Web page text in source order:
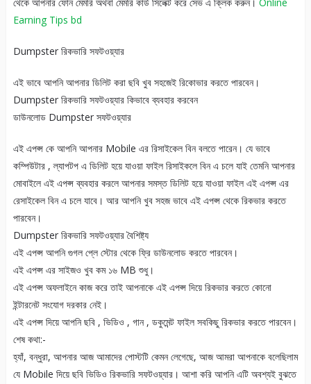
Earning Tips bd
Dumpster রিকভারি সফটওয়্যার
এই ভাবে আপনি আপনার ডিলিট করা ছবি খুব সহজেই রিকোভার করতে পারবেন।
Dumpster রিকভারি সফটওয়্যার কিভাবে ব্যবহার করবেন
ডাউনলোড Dumpster সফটওয়্যার
এই এপপ্স কে আপনি আপনার Mobile এর রিসাইকেল বিন বলতে পারেন। যে ভাবে
কম্পিউটার , ল্যাপটপ এ ডিলিট হয়ে যাওয়া ফাইল রিসাইকলে বিন এ চলে যাই তেমনি আপনার
মোবাইলে এই এপপ্স ব্যবহার করলে আপনার সমস্ত ডিলিট হয়ে যাওয়া ফাইল এই এপপ্স এর
রেসাইকেল বিন এ চলে যাবে। আর আপনি খুব সহজ ভাবে এই এপপ্স থেকে রিকভার করতে
পারবেন।
Dumpster রিকভারি সফটওয়্যার বৈশিষ্ট্য
এই এপপ্স আপনি গুগল প্লে স্টোর থেকে ফ্রি ডাউনলোড করতে পারবেন।
এই এপপ্স এর সাইজও খুব কম ১৬ MB শুধু।
এই এপপ্স অফলাইনে কাজ করে তাই আপনাকে এই এপপ্স দিয়ে রিকভার করতে কোনো
ইন্টারনেট সংযোগ দরকার নেই।
এই এপপ্স দিয়ে আপনি ছবি , ভিডিও , গান , ডকুমেন্ট ফাইল সবকিছু রিকভার করতে পারবেন।
শেষ কথা:-
হ্যাঁ, বন্ধুরা, আপনার আজ আমাদের পোস্টটি কেমন লেগেছে, আজ আমরা আপনাকে বলেছিলাম
যে Mobile দিয়ে ছবি ভিডিও রিকভারি সফটওয়্যার। আশা করি আপনি এটি অবশ্যই বুঝতে